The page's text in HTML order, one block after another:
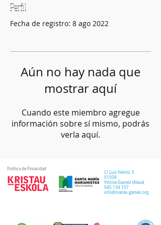
Perfil
Fecha de registro: 8 ago 2022
Aún no hay nada que
mostrar aquí
Cuando este miembro agregue
información sobre sí mismo, podrás
verla aquí.
Política de Privacidad
C/ Luis Heintz, 5
01008
Vitoria-Gasteiz (Alava)
945 134 107
info@marias-gasteiz.org